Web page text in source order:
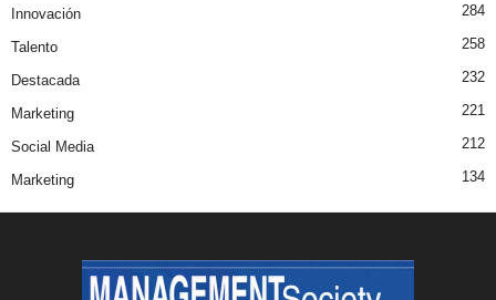
Innovación 284
Talento 258
Destacada 232
Marketing 221
Social Media 212
Marketing 134